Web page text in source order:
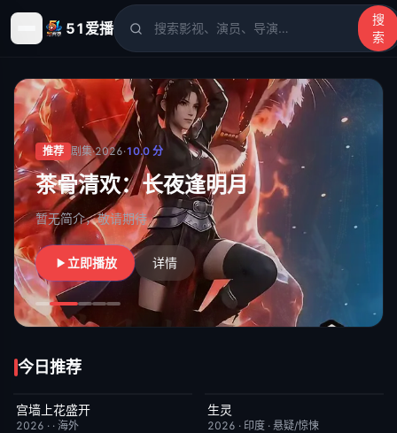
51爱播
搜
索
51爱播- 电影、电视剧、动漫、综艺、短剧高清在线观看
推荐 剧集·2026·10.0 分
茶骨清欢：长夜逢明月
暂无简介，敬请期待
立即播放 详情
今日推荐
更新至第4集
宫墙上花盛开
2026 · · 海外
今日更新
生灵
2026 · 印度 · 悬疑/惊悚